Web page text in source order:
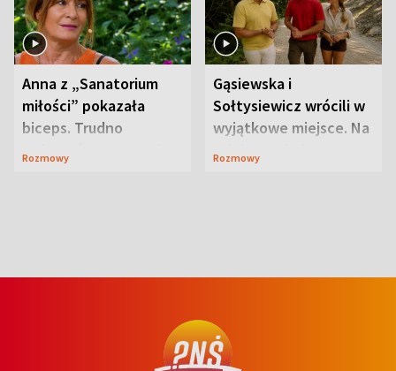
Anna z „Sanatorium
miłości” pokazała
biceps. Trudno
uwierzyć, co przeszła
Rozmowy
Gąsiewska i
Sołtysiewicz wrócili w
wyjątkowe miejsce. Na
szlaku czekał
Rozmowy